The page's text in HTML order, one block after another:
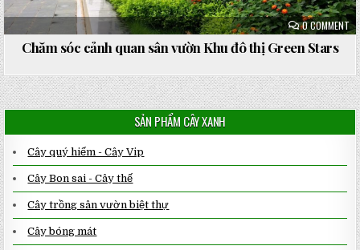
0 COMMENTON
ĐÔ
Chăm sóc cảnh quan sân vườn Khu đô thị Green Stars
SẢN PHẨM CÂY XANH
Cây quý hiếm - Cây Vip
Cây Bon sai - Cây thế
Cây trồng sân vườn biệt thự
Cây bóng mát